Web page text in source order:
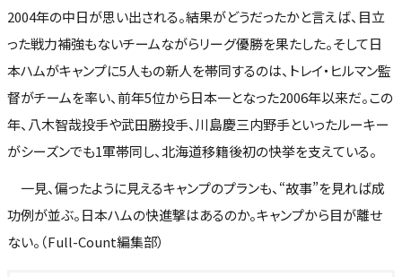
2004年の中日が思い出される。結果がどうだったかと言えば、目立
った戦力補強もないチームながらリーグ優勝を果たした。そして日
本ハムがキャンプに5人もの新人を帯同するのは、トレイ・ヒルマン監
督がチームを率い、前年5位から日本一となった2006年以来だ。この
年、八木智哉投手や武田勝投手、川島慶三内野手といったルーキー
がシーズンでも1軍帯同し、北海道移籍後初の快挙を支えている。
一見、偏ったように見えるキャンプのプランも、“故事”を見れば成
功例が並ぶ。日本ハムの快進撃はあるのか。キャンプから目が離せ
ない。（Full-Count編集部）